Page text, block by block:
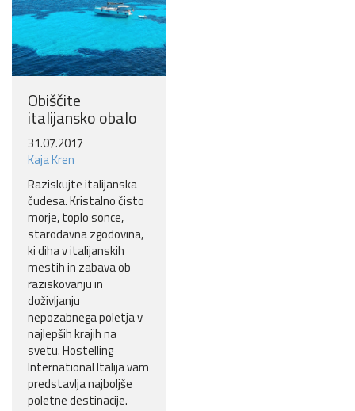
Obiščite
italijansko obalo
31.07.2017
Kaja Kren
Raziskujte italijanska
čudesa. Kristalno čisto
morje, toplo sonce,
starodavna zgodovina,
ki diha v italijanskih
mestih in zabava ob
raziskovanju in
doživljanju
nepozabnega poletja v
najlepših krajih na
svetu. Hostelling
International Italija vam
predstavlja najboljše
poletne destinacije.